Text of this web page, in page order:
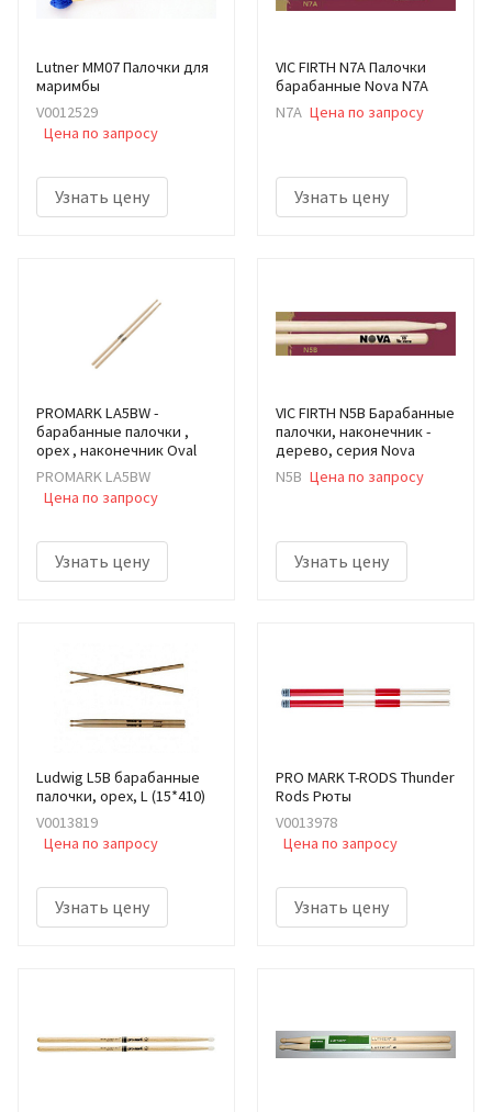
Lutner MM07 Палочки для
маримбы
V0012529
Цена по запросу
Узнать цену
VIC FIRTH N7A Палочки
барабанные Nova N7A
N7A Цена по запросу
Узнать цену
PROMARK LA5BW -
барабанные палочки ,
орех , наконечник Oval
PROMARK LA5BW
Цена по запросу
Узнать цену
VIC FIRTH N5B Барабанные
палочки, наконечник -
дерево, серия Nova
N5B Цена по запросу
Узнать цену
Ludwig L5B барабанные
палочки, орех, L (15*410)
V0013819
Цена по запросу
Узнать цену
PRO MARK T-RODS Thunder
Rods Рюты
V0013978
Цена по запросу
Узнать цену